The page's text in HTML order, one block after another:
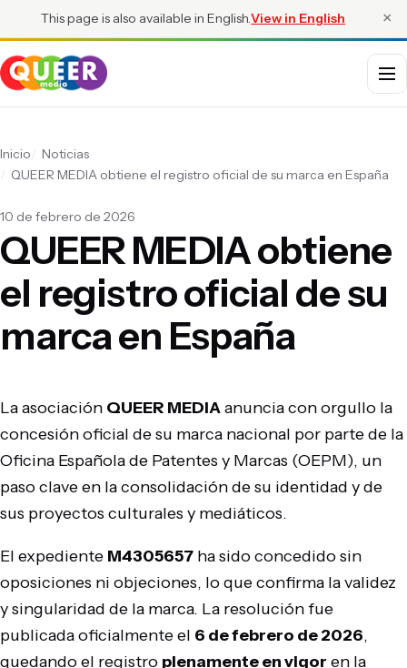
This page is also available in English.View in English ×
Inicio
Noticias
QUEER MEDIA obtiene el registro oficial de su marca en España
10 de febrero de 2026
QUEER MEDIA obtiene
el registro oficial de su
marca en España
La asociación QUEER MEDIAanuncia con orgullo la
concesión oficial de su marca nacional por parte de la
Oficina Española de Patentes y Marcas (OEPM), un
paso clave en la consolidación de su identidad y de
sus proyectos culturales y mediáticos.
El expediente M4305657 ha sido concedido sin
oposiciones ni objeciones, lo que confirma la validez
y singularidad de la marca. La resolución fue
publicada oficialmente el 6 de febrero de 2026,
quedando el registro plenamente en vigor en la